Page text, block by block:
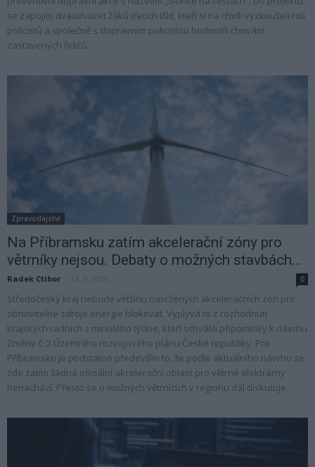
se zapojilo dvaadvacet žáků třetích tříd, kteří si na chvíli vyzkoušeli roli
policistů a společně s dopravním policistou hodnotili chování
zastavených řidičů.
Zpravodajství
Na Příbramsku zatím akcelerační zóny pro
větrníky nejsou. Debaty o možných stavbách...
Radek Ctibor 0
Středočeský kraj nebude většinu navržených akceleračních zón pro
obnovitelné zdroje energie blokovat. Vyplývá to z rozhodnutí
krajských radních z minulého týdne, kteří schválili připomínky k návrhu
Změny č. 2 Územního rozvojového plánu České republiky. Pro
Příbramsko je podstatné především to, že podle aktuálního návrhu se
zde zatím žádná oficiální akcelerační oblast pro větrné elektrárny
nenachází. Přesto se o možných větrnících v regionu dál diskutuje.